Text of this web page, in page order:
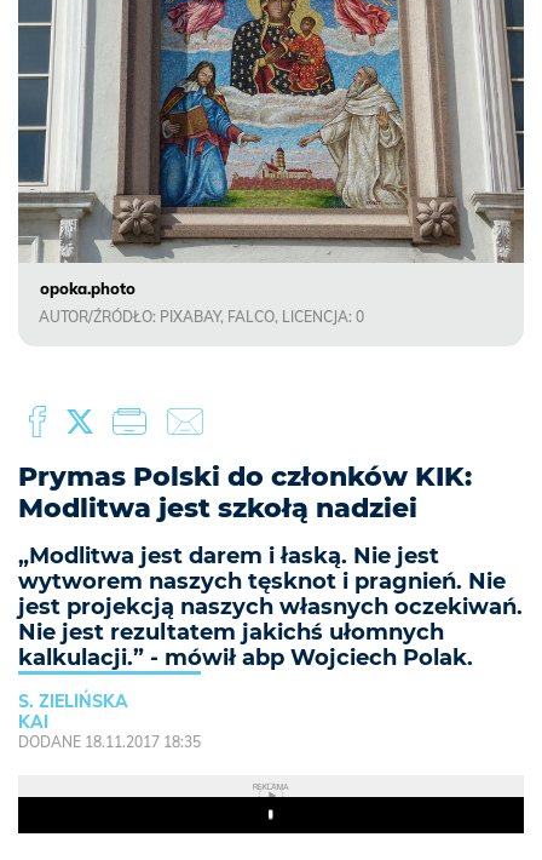
opoka.photo
AUTOR/ŹRÓDŁO: PIXABAY, FALCO, LICENCJA: 0
Prymas Polski do członków KIK:
Modlitwa jest szkołą nadziei
„Modlitwa jest darem i łaską. Nie jest
wytworem naszych tęsknot i pragnień. Nie
jest projekcją naszych własnych oczekiwań.
Nie jest rezultatem jakichś ułomnych
kalkulacji.” - mówił abp Wojciech Polak.
S. ZIELIŃSKA
KAI
DODANE 18.11.2017 18:35
REKLAMA
Play